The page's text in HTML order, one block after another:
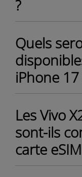
?
Quels
iPhone 17
Les Vivo
sont-ils
carte